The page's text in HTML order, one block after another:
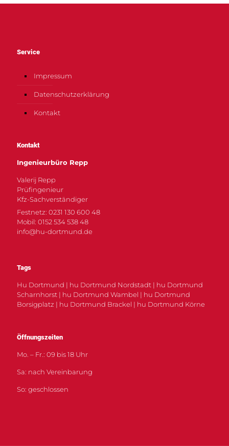
Service
Impressum
Datenschutzerklärung
Kontakt
Kontakt
Ingenieurbüro Repp
Valerij Repp
Prüfingenieur
Kfz-Sachverständiger
Festnetz: 0231 130 600 48
Mobil: 0152 534 538 48
info@hu-dortmund.de
Tags
Hu Dortmund | hu Dortmund Nordstadt | hu Dortmund
Scharnhorst | hu Dortmund Wambel | hu Dortmund
Borsigplatz | hu Dortmund Brackel | hu Dortmund Körne
Öffnungszeiten
Mo. – Fr.: 09 bis 18 Uhr
Sa: nach Vereinbarung
So: geschlossen